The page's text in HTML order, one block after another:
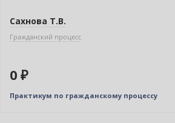
Сахнова Т.В.
Гражданский процесс
0 ₽
Практикум по гражданскому процессу